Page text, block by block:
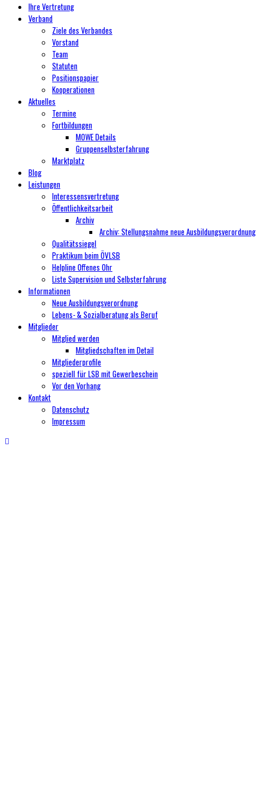
Ihre Vertretung
Verband
Ziele des Verbandes
Vorstand
Team
Statuten
Positionspapier
Kooperationen
Aktuelles
Termine
Fortbildungen
MOWE Details
Gruppenselbsterfahrung
Marktplatz
Blog
Leistungen
Interessensvertretung
Öffentlichkeitsarbeit
Archiv
Archiv: Stellungsnahme neue Ausbildungsverordnung
Qualitätssiegel
Praktikum beim ÖVLSB
Helpline Offenes Ohr
Liste Supervision und Selbsterfahrung
Informationen
Neue Ausbildungsverordnung
Lebens- & Sozialberatung als Beruf
Mitglieder
Mitglied werden
Mitgliedschaften im Detail
Mitgliederprofile
speziell für LSB mit Gewerbeschein
Vor den Vorhang
Kontakt
Datenschutz
Impressum